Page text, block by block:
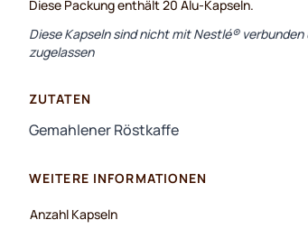
Diese Packung enthält 20 Alu-Kapseln.
Diese Kapseln sind nicht mit Nestlé®
zugelassen
ZUTATEN
Gemahlener Röstkaffe
WEITERE INFORMATIONEN
Anzahl Kapseln